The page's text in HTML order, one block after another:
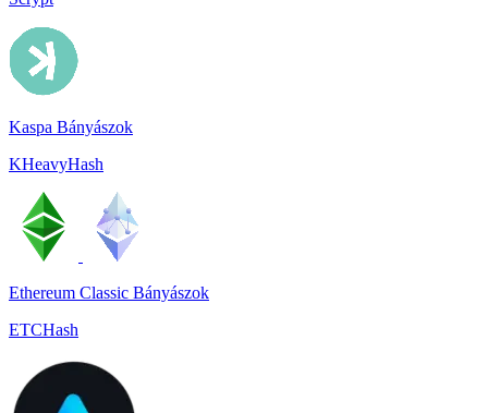
Kaspa Bányászok
KHeavyHash
Ethereum Classic Bányászok
ETCHash